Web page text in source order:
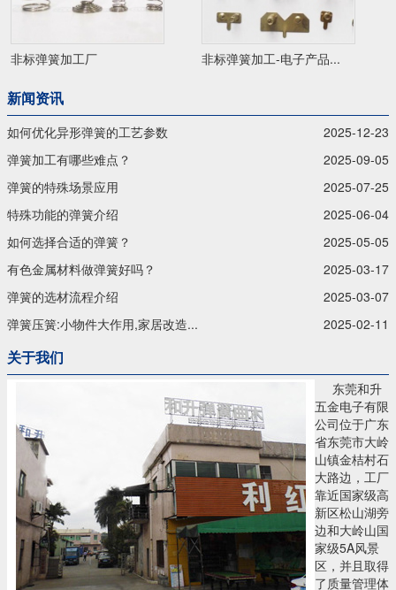
非标弹簧加工厂 非标弹簧加工-电子产品...
新闻资讯
如何优化异形弹簧的工艺参数
2025-12-23
弹簧加工有哪些难点？
2025-09-05
弹簧的特殊场景应用
2025-07-25
特殊功能的弹簧介绍
2025-06-04
如何选择合适的弹簧？
2025-05-05
有色金属材料做弹簧好吗？
2025-03-17
弹簧的选材流程介绍
2025-03-07
弹簧压簧:小物件大作用,家居改造...
2025-02-11
关于我们
东莞和升
五金电子有限
公司位于广东
省东莞市大岭
山镇金桔村石
大路边，工厂
靠近国家级高
新区松山湖旁
边和大岭山国
家级5A风景
区，并且取得
了质量管理体